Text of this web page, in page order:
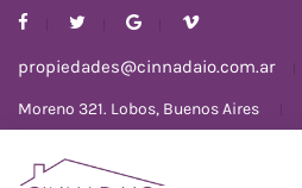
propiedades@cinnadaio.com.ar
Moreno 321. Lobos, Buenos Aires